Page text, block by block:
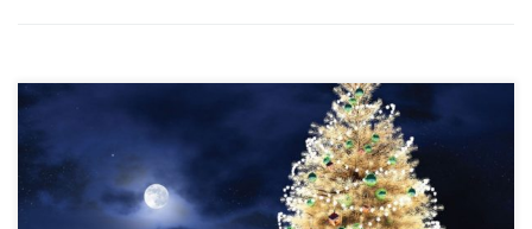
Как известно, в каждой стране и у каждого народа есть свои
национальные традиции, относящиеся, в том числе, и к
проведению различных праздников. Иногда такие традиции
могут удивить своей необычностью или даже